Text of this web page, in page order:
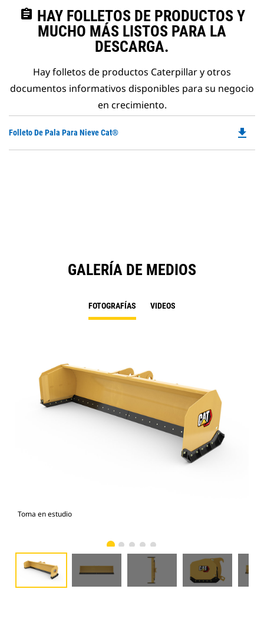
assignment HAY FOLLETOS DE PRODUCTOS Y
MUCHO MÁS LISTOS PARA LA
DESCARGA.
Hay folletos de productos Caterpillar y otros
documentos informativos disponibles para su negocio
en crecimiento.
Folleto De Pala Para Nieve Cat® file_download
GALERÍA DE MEDIOS
FOTOGRAFÍAS VIDEOS
Toma en estudio